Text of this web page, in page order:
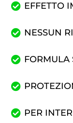
EFFETTO
NESSUN
FORMULA
PER